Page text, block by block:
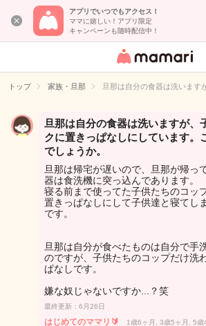
アプリでいつでもアクセス！
ママに嬉しい！アプリ限定
キャンペーンも随時配信中！
女性専用匿名QA
イト
トップ 家族・旦那 旦那は自分の食器は洗います
旦那は自分の食器は洗いますが、
クに置きっぱなしにしています。
でしょうか。
旦那は帰宅が遅いので、旦那が帰っ
器は食洗機に突っ込んであります。
寝る前まで使ってた子供たちのコッ
置きっぱなしにして子供達と寝てし
です。
旦那は自分が食べたものは自分で手
のですが、子供たちのコップだけ洗
ぱなしです。
嫌な奴じゃないですか...？笑
最終更新：6月26日
はじめてのママリ🔰 1歳6ヶ月, 3歳5ヶ月, 5歳